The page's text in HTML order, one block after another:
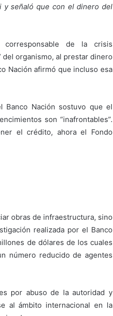
y señaló que con el dinero del
corresponsable de la crisis
organismo, al prestar dinero
Nación afirmó que incluso esa
Banco Nación sostuvo que el
son “inafrontables”.
el crédito, ahora el Fondo
obras de infraestructura, sino
realizada por el Banco
de dólares de los cuales
número reducido de agentes
por abuso de la autoridad y
al ámbito internacional en la